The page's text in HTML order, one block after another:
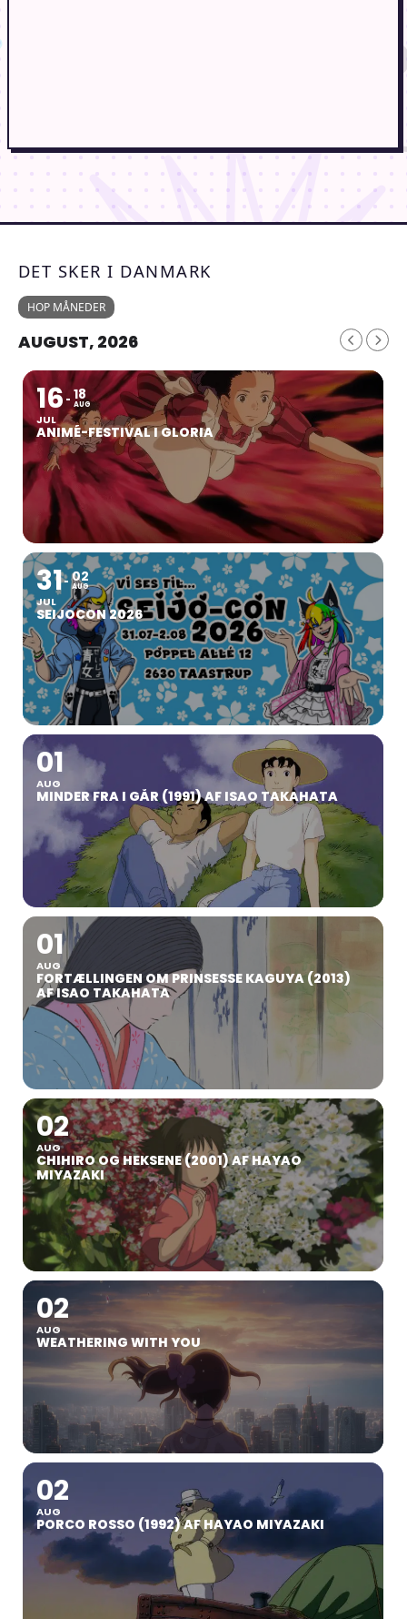
DET SKER I DANMARK
HOP MÅNEDER
AUGUST, 2026
16
JUL
18
AUG
ANIMÉ-FESTIVAL I GLORIA
31
JUL
02
AUG
SEIJOCON 2026
01
AUG
MINDER FRA I GÅR (1991) AF ISAO TAKAHATA
01
AUG
FORTÆLLINGEN OM PRINSESSE KAGUYA (2013)
AF ISAO TAKAHATA
02
AUG
CHIHIRO OG HEKSENE (2001) AF HAYAO
MIYAZAKI
02
AUG
WEATHERING WITH YOU
02
AUG
PORCO ROSSO (1992) AF HAYAO MIYAZAKI